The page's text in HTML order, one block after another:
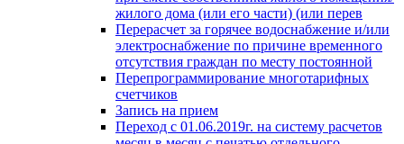
жилого дома (или его части) (или перев
Перерасчет за горячее водоснабжение и/или
электроснабжение по причине временного
отсутствия граждан по месту постоянной
Перепрограммирование многотарифных
счетчиков
Запись на прием
Переход с 01.06.2019г. на систему расчетов